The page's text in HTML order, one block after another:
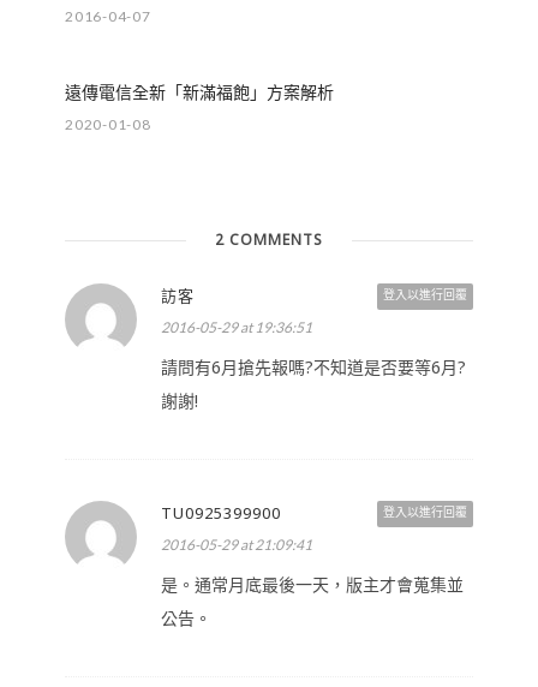
2016-04-07
遠傳電信全新「新滿福飽」方案解析
2020-01-08
2 COMMENTS
登入以進行回覆
訪客
2016-05-29 at 19:36:51
請問有6月搶先報嗎?不知道是否要等6月?
謝謝!
登入以進行回覆
TU0925399900
2016-05-29 at 21:09:41
是。通常月底最後一天，版主才會蒐集並
公告。